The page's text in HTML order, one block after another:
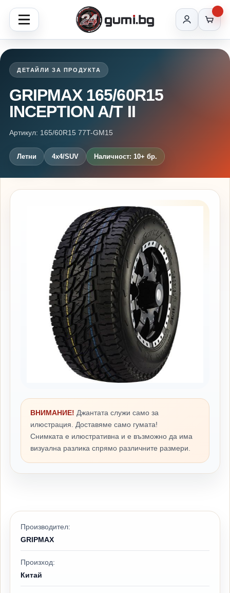
ДЕТАЙЛИ ЗА ПРОДУКТА
GRIPMAX 165/60R15
INCEPTION A/T II
Артикул: 165/60R15 77T-GM15
Летни 4x4/SUV Наличност: 10+ бр.
ВНИМАНИЕ! Джантата служи само за
илюстрация. Доставяме само гумата!
Снимката е илюстративна и е възможно да има
визуална разлика спрямо различните размери.
Производител:
GRIPMAX
Произход:
Китай